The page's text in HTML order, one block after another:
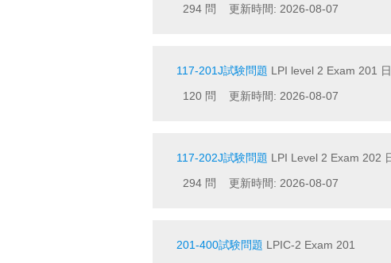
294 問 更新時間: 2026-08-07
117-201J試験問題 LPI level 2 Exam 201
120 問 更新時間: 2026-08-07
117-202J試験問題 LPI Level 2 Exam 202
294 問 更新時間: 2026-08-07
201-400試験問題 LPIC-2 Exam 201